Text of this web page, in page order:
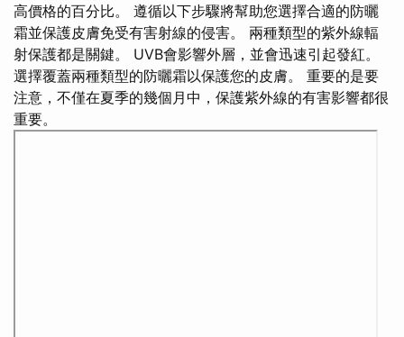
高價格的百分比。 遵循以下步驟將幫助您選擇合適的防曬
霜並保護皮膚免受有害射線的侵害。 兩種類型的紫外線輻
射保護都是關鍵。 UVB會影響外層，並會迅速引起發紅。
選擇覆蓋兩種類型的防曬霜以保護您的皮膚。 重要的是要
注意，不僅在夏季的幾個月中，保護紫外線的有害影響都很
重要。